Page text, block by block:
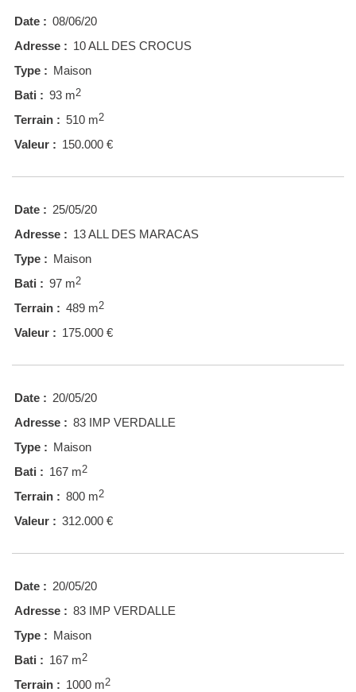
Date : 08/06/20
Adresse : 10 ALL DES CROCUS
Type : Maison
Bati : 93 m2
Terrain : 510 m2
Valeur : 150.000 €
Date : 25/05/20
Adresse : 13 ALL DES MARACAS
Type : Maison
Bati : 97 m2
Terrain : 489 m2
Valeur : 175.000 €
Date : 20/05/20
Adresse : 83 IMP VERDALLE
Type : Maison
Bati : 167 m2
Terrain : 800 m2
Valeur : 312.000 €
Date : 20/05/20
Adresse : 83 IMP VERDALLE
Type : Maison
Bati : 167 m2
Terrain : 1000 m2